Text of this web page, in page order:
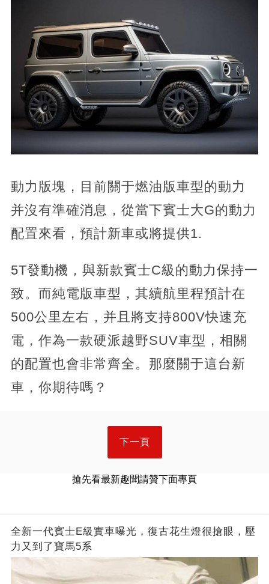
動力版塊，目前關于燃油版車型的動力
并沒有準確消息，從當下賓士大G的動力
配置來看，預計新車或將提供1.
5T發動機，與新款賓士C級的動力保持一
致。而純電版車型，其續航里程預計在
500公里左右，并且將支持800V快速充
電，作為一款硬派越野SUV車型，相關
的配置也會非常齊全。那麼關于這台新
車，你期待嗎？
下一頁
搶先看最新趣聞請贊下面專頁
全新一代賓士E級實車曝光，復古花生燈很搶眼，壓
力又到了寶馬5系